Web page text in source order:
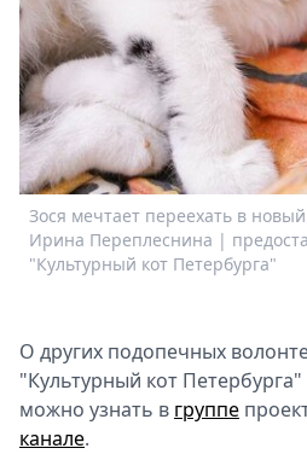
Зося мечтает переехать в
Ирина Переплеснина |
"Культурный кот Петербурга"
О других подопечных
"Культурный кот
можно узнать в группе
канале.